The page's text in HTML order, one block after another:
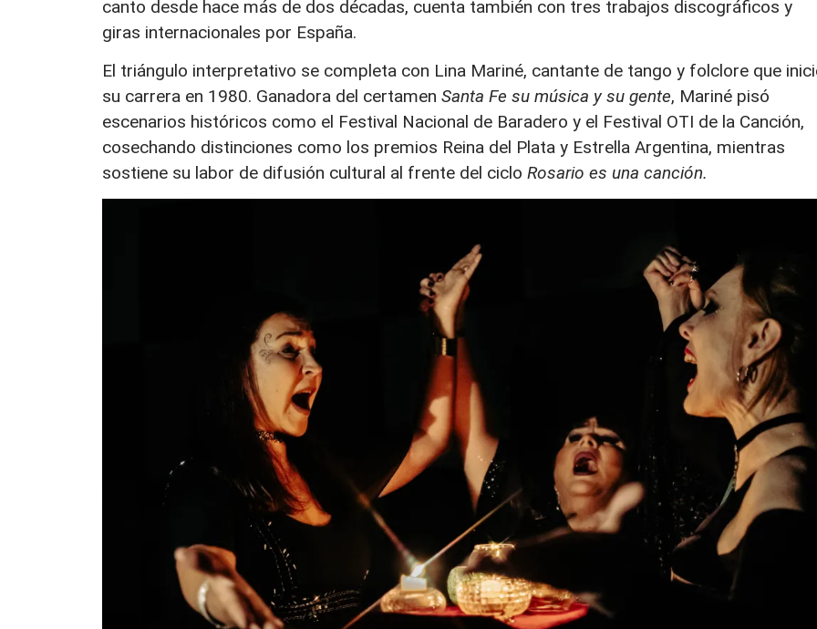
canto desde hace más de dos décadas, cuenta también con tres trabajos discográficos y
giras internacionales por España.
El triángulo interpretativo se completa con Lina Mariné, cantante de tango y folclore que
su carrera en 1980. Ganadora del certamen Santa Fe su música y su gente, Mariné pisó
escenarios históricos como el Festival Nacional de Baradero y el Festival OTI de la Canción,
cosechando distinciones como los premios Reina del Plata y Estrella Argentina, mientras
sostiene su labor de difusión cultural al frente del ciclo Rosario es una canción.